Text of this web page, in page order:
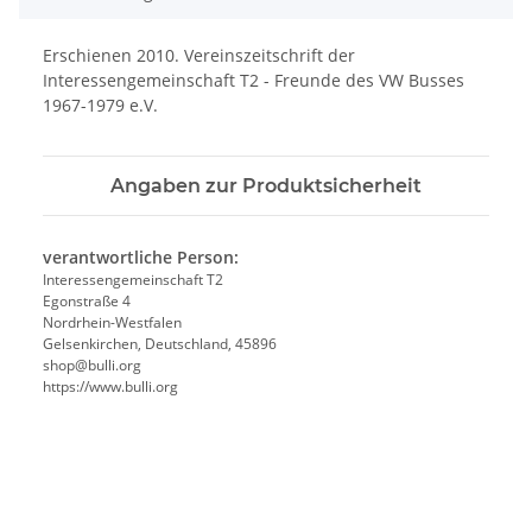
Erschienen 2010. Vereinszeitschrift der
Interessengemeinschaft T2 - Freunde des VW Busses
1967-1979 e.V.
Angaben zur Produktsicherheit
verantwortliche Person:
Interessengemeinschaft T2
Egonstraße 4
Nordrhein-Westfalen
Gelsenkirchen, Deutschland, 45896
shop@bulli.org
https://www.bulli.org